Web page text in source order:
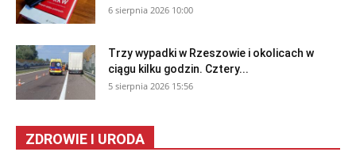
6 sierpnia 2026 10:00
Trzy wypadki w Rzeszowie i okolicach w
ciągu kilku godzin. Cztery...
5 sierpnia 2026 15:56
ZDROWIE I URODA